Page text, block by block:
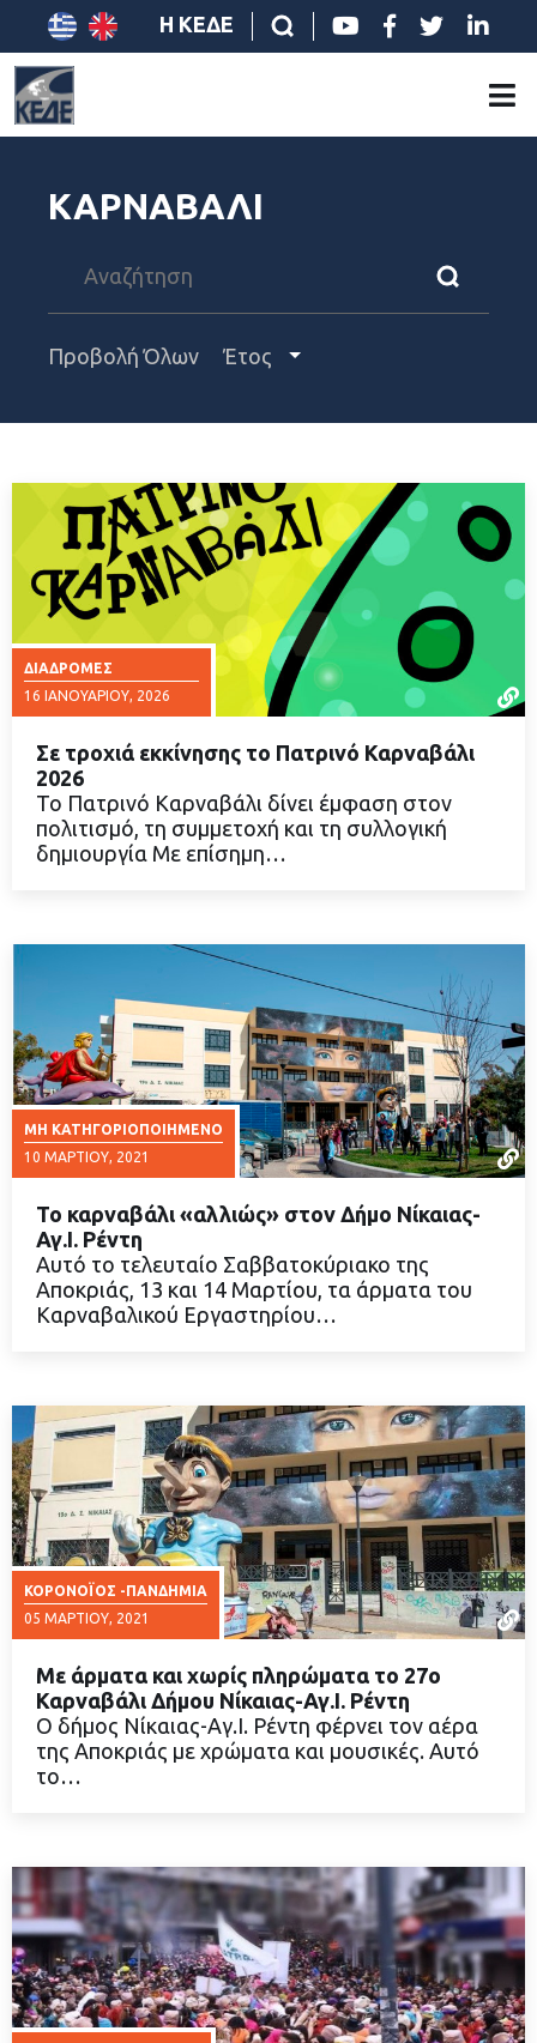
Η ΚΕΔΕ
ΚΑΡΝΑΒΑΛΙ
Προβολή Όλων Έτος
ΔΙΑΔΡΟΜΈΣ
16 ΙΑΝΟΥΑΡΊΟΥ, 2026
ΔΙΑΒΑΣΤΕ ΠΕΡΙΣΣΟΤΕΡΑ
Σε τροχιά εκκίνησης το Πατρινό Καρναβάλι
2026
Το Πατρινό Καρναβάλι δίνει έμφαση στον
πολιτισμό, τη συμμετοχή και τη συλλογική
δημιουργία Με επίσημη…
ΜΗ ΚΑΤΗΓΟΡΙΟΠΟΙΗΜΈΝΟ
10 ΜΑΡΤΊΟΥ, 2021
ΔΙΑΒΑΣΤΕ ΠΕΡΙΣΣΟΤΕΡΑ
Το καρναβάλι «αλλιώς» στον Δήμο Νίκαιας-
Αγ.Ι. Ρέντη
Aυτό το τελευταίο Σαββατοκύριακο της
Αποκριάς, 13 και 14 Μαρτίου, τα άρματα του
Καρναβαλικού Εργαστηρίου…
ΚΟΡΟΝΟΪΟΣ -ΠΑΝΔΗΜΙΑ
05 ΜΑΡΤΊΟΥ, 2021
ΔΙΑΒΑΣΤΕ ΠΕΡΙΣΣΟΤΕΡΑ
Με άρματα και χωρίς πληρώματα το 27ο
Καρναβάλι Δήμου Νίκαιας-Αγ.Ι. Ρέντη
Ο δήμος Νίκαιας-Αγ.Ι. Ρέντη φέρνει τον αέρα
της Αποκριάς με χρώματα και μουσικές. Αυτό
το…